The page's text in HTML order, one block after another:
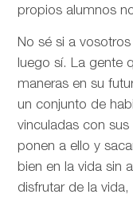
propios alumnos
No sé si a
luego sí. La gente
maneras en su
un conjunto de
vinculadas con
ponen a ello y
bien en la vida sin
disfrutar de la